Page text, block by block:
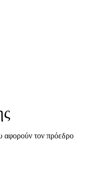
αφορούν τον πρόεδρο